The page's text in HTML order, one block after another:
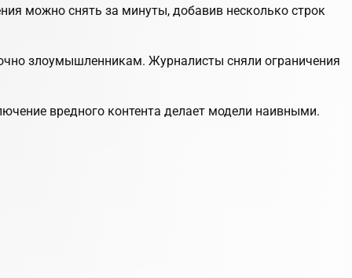
можно снять за минуты, добавив несколько строк
злоумышленникам. Журналисты сняли ограничения
вредного контента делает модели наивными.